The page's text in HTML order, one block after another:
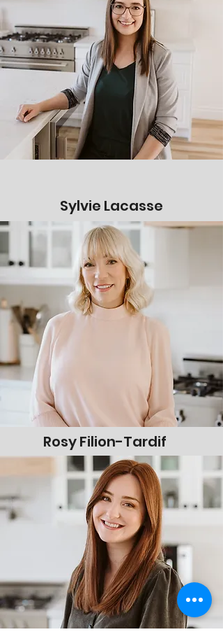
Sylvie Lacasse
Rosy Filion-Tardif